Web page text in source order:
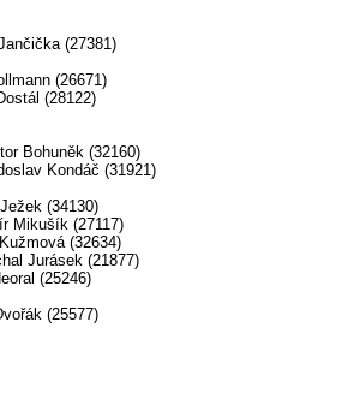
(27381)
(26671)
(28122)
Bohuněk (32160)
Kondáč (31921)
(34130)
Mikušík (27117)
(32634)
Jurásek (21877)
(25246)
(25577)